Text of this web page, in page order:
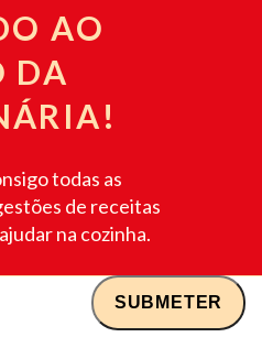
AO
DA
todas as
de receitas
na cozinha.